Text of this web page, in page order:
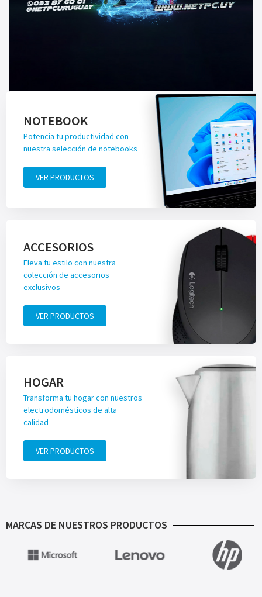
NOTEBOOK
Potencia tu productividad con
nuestra selección de notebooks
VER PRODUCTOS
ACCESORIOS
Eleva tu estilo con nuestra
colección de accesorios
exclusivos
VER PRODUCTOS
HOGAR
Transforma tu hogar con nuestros
electrodomésticos de alta
calidad
VER PRODUCTOS
MARCAS DE NUESTROS PRODUCTOS